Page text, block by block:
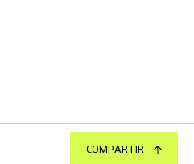
COMPARTIR